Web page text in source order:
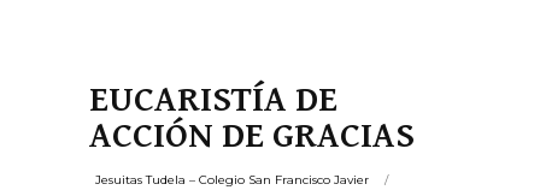
EUCARISTÍA DE
ACCIÓN DE GRACIAS
Jesuitas Tudela – Colegio San Francisco Javier